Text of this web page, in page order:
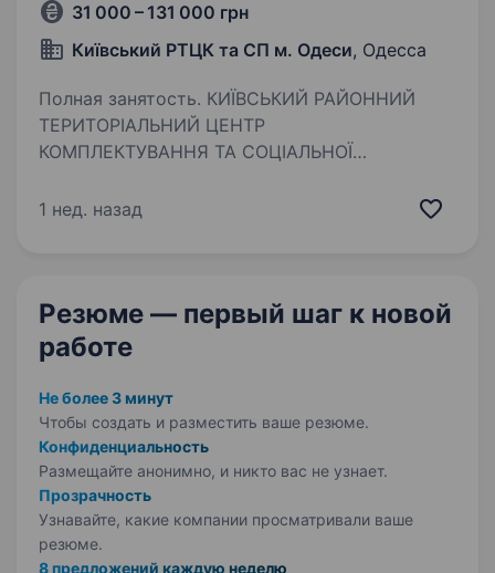
31 000 – 131 000 грн
Київський РТЦК та СП м. Одеси, Одесса
Полная занятость. КИЇВСЬКИЙ РАЙОННИЙ
ТЕРИТОРІАЛЬНИЙ ЦЕНТР
КОМПЛЕКТУВАННЯ ТА СОЦІАЛЬНОЇ
ЗБРОЙНИХ СИЛ УКРАЇНИ ЗА КОНТРАКТОМ.
1 нед. назад
Резюме — первый шаг к новой
работе
Не более 3 минут
Чтобы создать и разместить ваше резюме.
Конфиденциальность
Размещайте анонимно, и никто вас не узнает.
Прозрачность
Узнавайте, какие компании просматривали ваше
резюме.
8 предложений каждую неделю